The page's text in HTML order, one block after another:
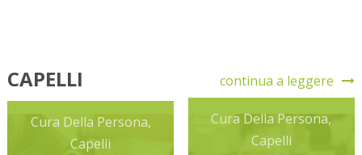
CAPELLI continua a leggere
Cura Della Persona,
Capelli
Cura Della Persona,
Capelli